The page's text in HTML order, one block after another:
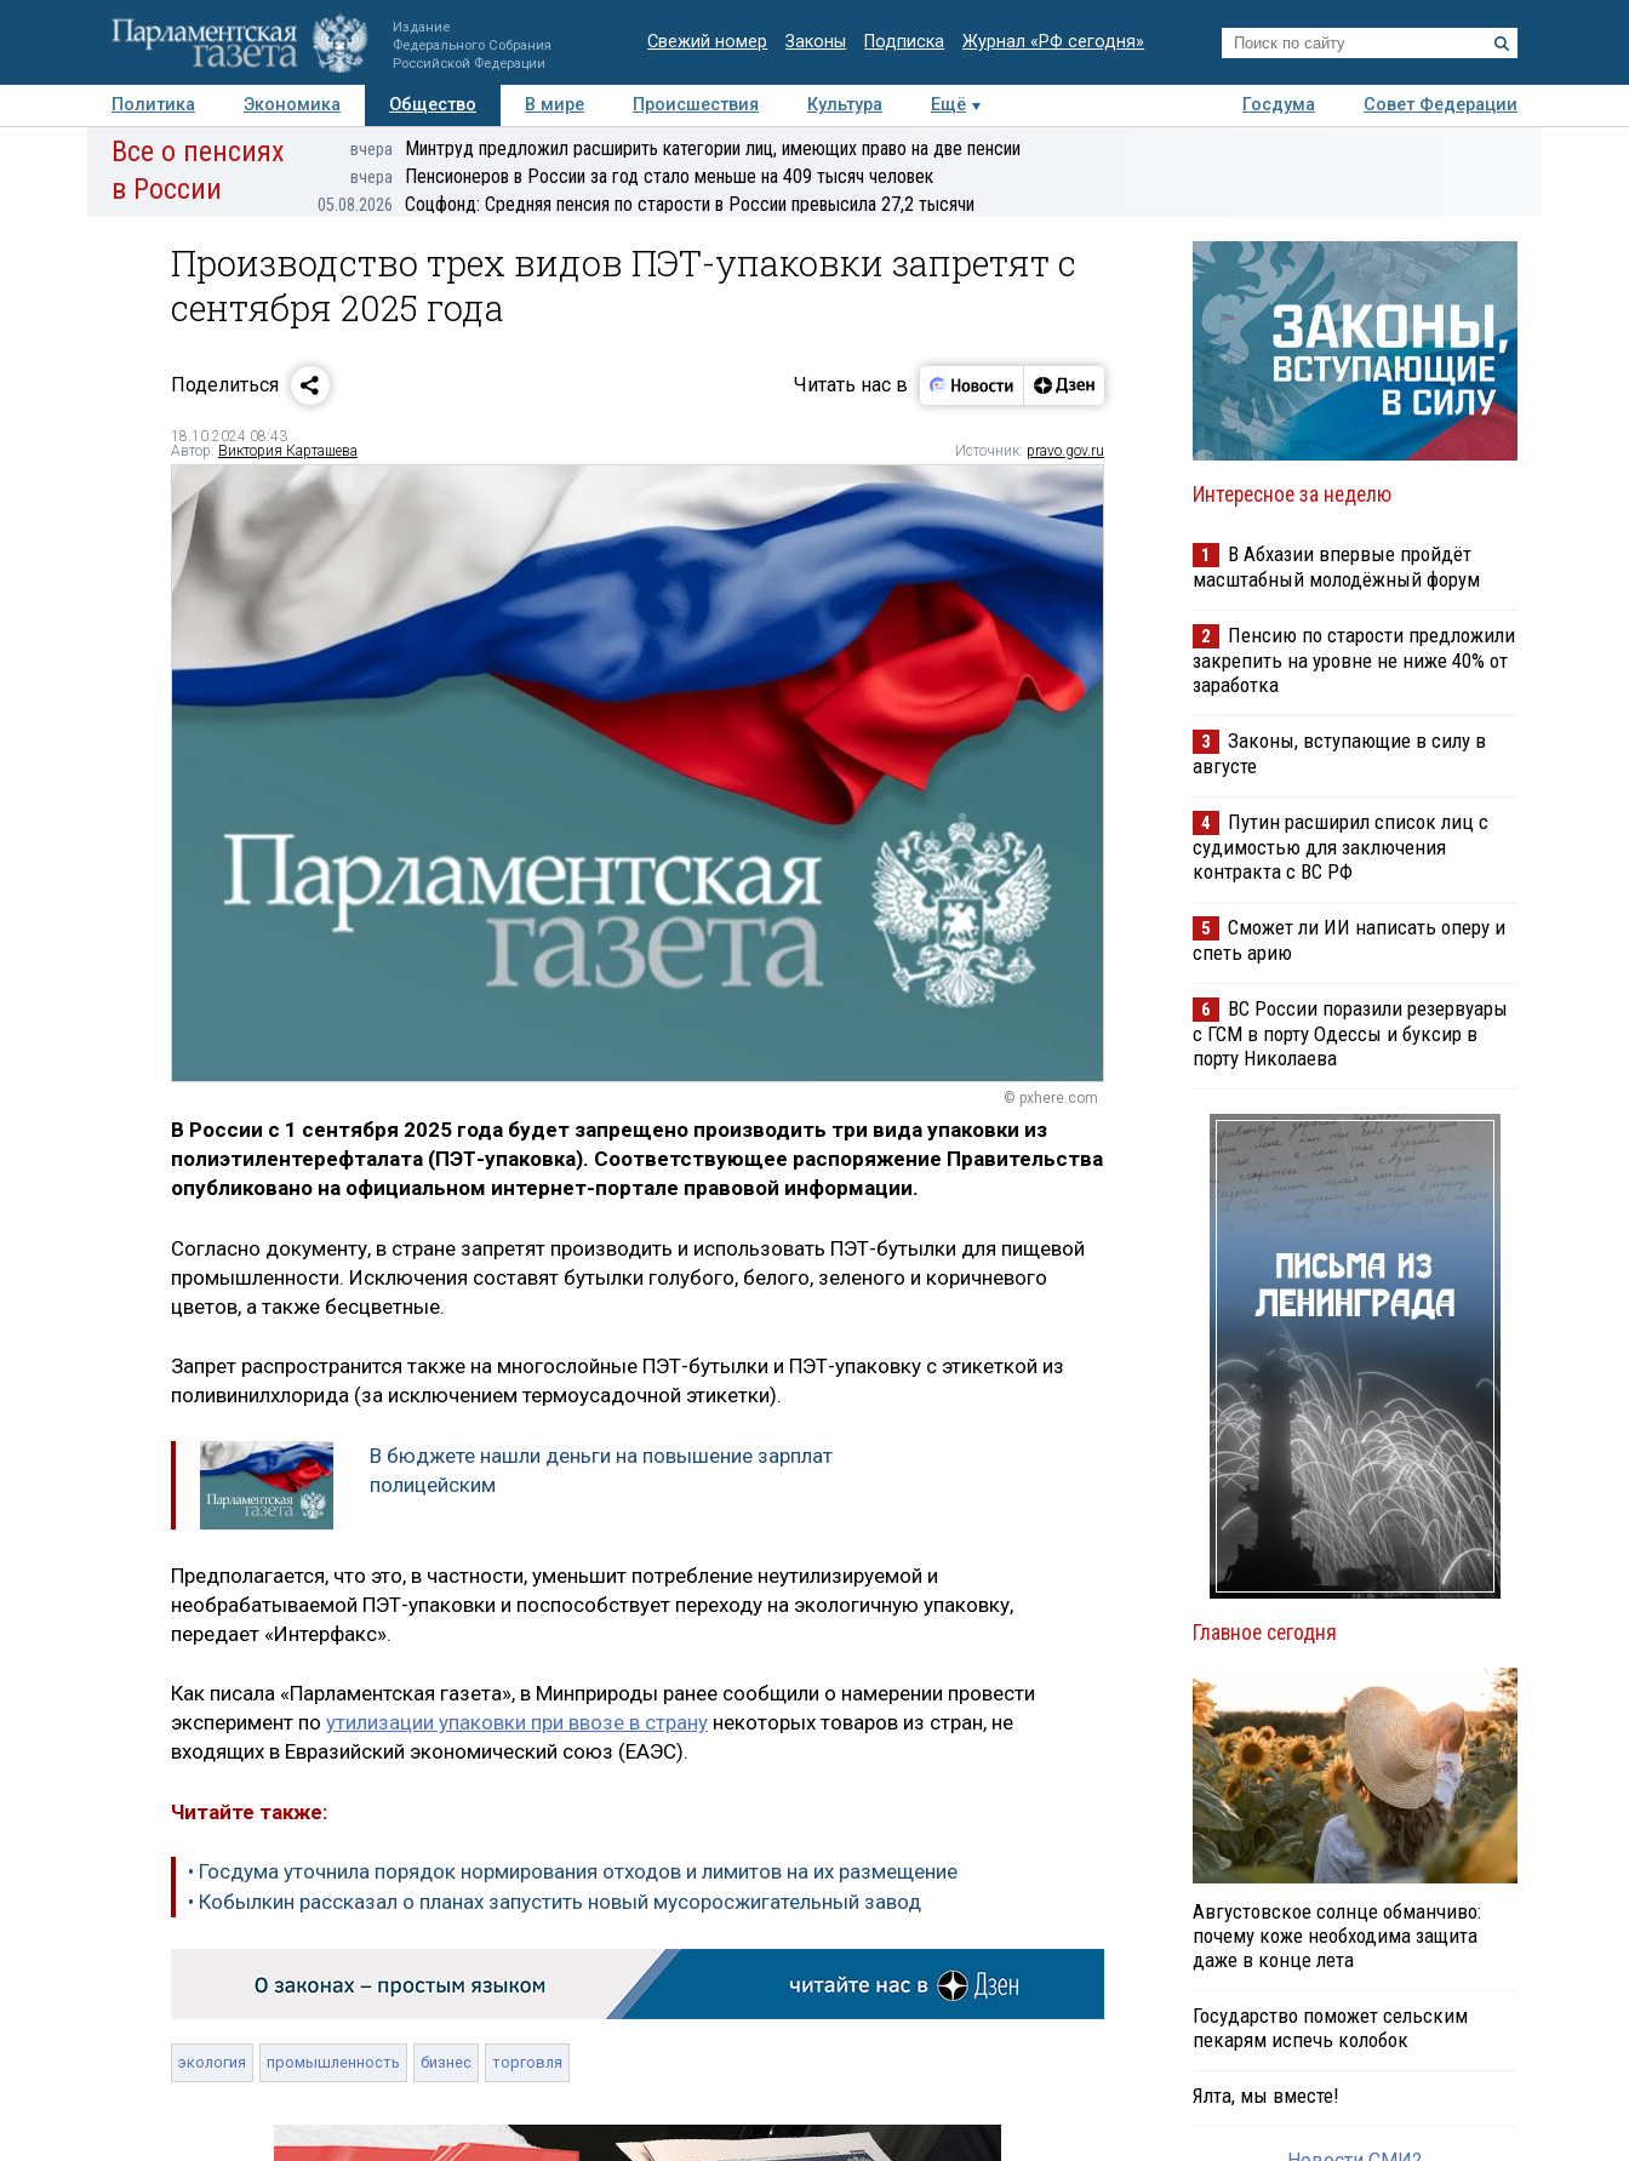
Издание
Федерального Собрания
Российской Федерации
Свежий номер Законы Подписка Журнал «РФ сегодня»
Политика Экономика Общество В мире Происшествия Культура Ещё Госдума
Совет Федерации
Авторы Персоны Мнения Регионы Медиацентр Интервью Колумнисты
Деловая
Все о пенсиях
в России
вчера Минтруд предложил расширить категории лиц, имеющих право на две пенсии
вчера Пенсионеров в России за год стало меньше на 409 тысяч человек
05.08.2026 Соцфонд: Средняя пенсия по старости в России превысила 27,2 тысячи
Производство трех видов ПЭТ-упаковки запретят с
сентября 2025 года
Поделиться Читать нас в
18.10.2024 08:43
Автор: Виктория Карташева Источник: pravo.gov.ru
© pxhere.com
В России с 1 сентября 2025 года будет запрещено производить три вида упаковки из
полиэтилентерефталата (ПЭТ-упаковка). Соответствующее распоряжение Правительства
опубликовано на официальном интернет-портале правовой информации.
Согласно документу, в стране запретят производить и использовать ПЭТ-бутылки для пищевой
промышленности. Исключения составят бутылки голубого, белого, зеленого и коричневого
цветов, а также бесцветные.
Запрет распространится также на многослойные ПЭТ-бутылки и ПЭТ-упаковку с этикеткой из
поливинилхлорида (за исключением термоусадочной этикетки).
В бюджете нашли деньги на повышение зарплат
полицейским
Предполагается, что это, в частности, уменьшит потребление неутилизируемой и
необрабатываемой ПЭТ-упаковки и поспособствует переходу на экологичную упаковку,
передает «Интерфакс».
Как писала «Парламентская газета», в Минприроды ранее сообщили о намерении провести
эксперимент по утилизации упаковки при ввозе в страну некоторых товаров из стран, не
входящих в Евразийский экономический союз (ЕАЭС).
Читайте также:
• Госдума уточнила порядок нормирования отходов и лимитов на их размещение
• Кобылкин рассказал о планах запустить новый мусоросжигательный завод
экология промышленность бизнес торговля
Интересное за неделю
1
В Абхазии впервые пройдёт
масштабный молодёжный форум
2
Пенсию по старости предложили
закрепить на уровне не ниже 40% от
заработка
3
Законы, вступающие в силу в
августе
4
Путин расширил список лиц с
судимостью для заключения
контракта с ВС РФ
5
Сможет ли ИИ написать оперу и
спеть арию
6
ВС России поразили резервуары
с ГСМ в порту Одессы и буксир в
порту Николаева
Главное сегодня
Августовское солнце обманчиво:
почему коже необходима защита
даже в конце лета
Государство поможет сельским
пекарям испечь колобок
Ялта, мы вместе!